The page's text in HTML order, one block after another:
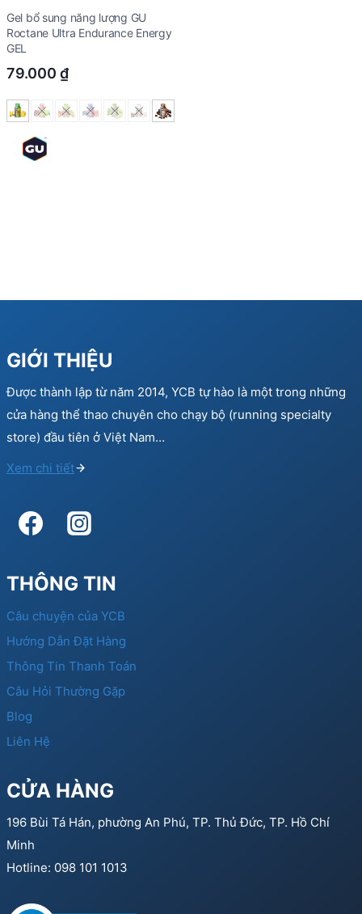
Gel bổ sung năng lượng GU
Roctane Ultra Endurance Energy
GEL
79.000 ₫
GIỚI THIỆU
Được thành lập từ năm 2014, YCB tự hào là một trong những
cửa hàng thể thao chuyên cho chạy bộ (running specialty
store) đầu tiên ở Việt Nam…
Xem chi tiết
THÔNG TIN
Câu chuyện của YCB
Hướng Dẫn Đặt Hàng
Thông Tin Thanh Toán
Câu Hỏi Thường Gặp
Blog
Liên Hệ
CỬA HÀNG
196 Bùi Tá Hán, phường An Phú, TP. Thủ Đức, TP. Hồ Chí
Minh
Hotline: 098 101 1013